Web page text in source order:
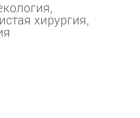
хирургия,